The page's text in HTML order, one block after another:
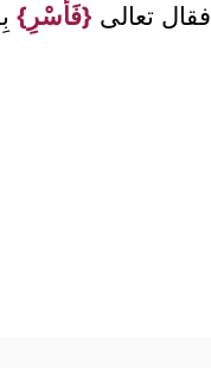
فقال تعالى {فَأَسْرِ}